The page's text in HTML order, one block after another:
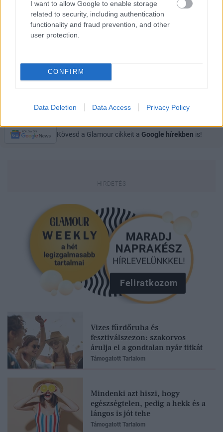
I want to allow Google to enable storage
related to security, including authentication
functionality and fraud prevention, and other
user protection.
CONFIRM
Data Deletion Data Access Privacy Policy
Kövesd a Glamour cikkeit a Google hírekben is!
Feliratkozom
Vizes fürdőruha és
fesztiválszezon: szakorvos
árulja el a gondtalan nyár titkát
Támogatott Tartalom
Mindenki azt hiszi, hogy
egészségtelen, pedig a hekk és a
lángos is jót tehe
Támogatott Tartalom